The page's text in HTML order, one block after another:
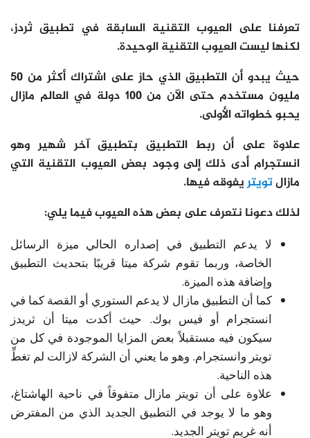
تعرفنا على العيوب التقنية السابقة في تطبيق ثردز،
لكنها ليست العيوب التقنية الوحيدة.
حيث يبدو أن التطبيق الذي حاز على اشتراك أكثر من 50
مليون مستخدم حتى الآن من 100 دولة في العالم مازال
يحبو خطواته الأولى.
علاوة على أن ربط التطبيق بتطبيق آخر شهير وهو
انستجرام أدى ذلك إلى وجود بعض العيوب التقنية التي
مازالتويتريفوقه فيها.
لذلك دعونا نتعرف على بعض هذه العيوب فيما يلي:
لا يدعم التطبيق في إصداره الحالي ميزة الرسائل
الخاصة، وربما تقوم شركة ميتا قريبًا بتحديث التطبيق
وإضافة هذه الميزة.
كما أن التطبيق مازال لا يدعم الستوري أو القصة كما في
انستجرام أو فيس بوك. حيث أكدت ميتا أن ثريدز
سيكون فيه مستقبلاً بعض المزايا الموجودة في كل من
تويتر وانستجرام. وهو ما يعني أن الشركة لازالت لم تغطِّ
هذه الناحية.
علاوة على أن تويتر مازال متفوقاً في ناحية الهاشتاغ،
وهو ما لا يوجد في التطبيق الجديد الذي من المفترض
أنه غريم تويتر الجديد.